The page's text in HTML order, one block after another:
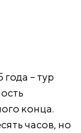
– тур
конца.
часов, но